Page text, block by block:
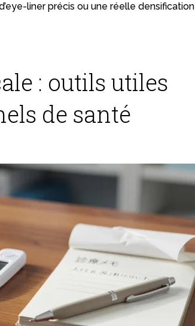
liner précis ou une réelle densification
: outils utiles
de santé